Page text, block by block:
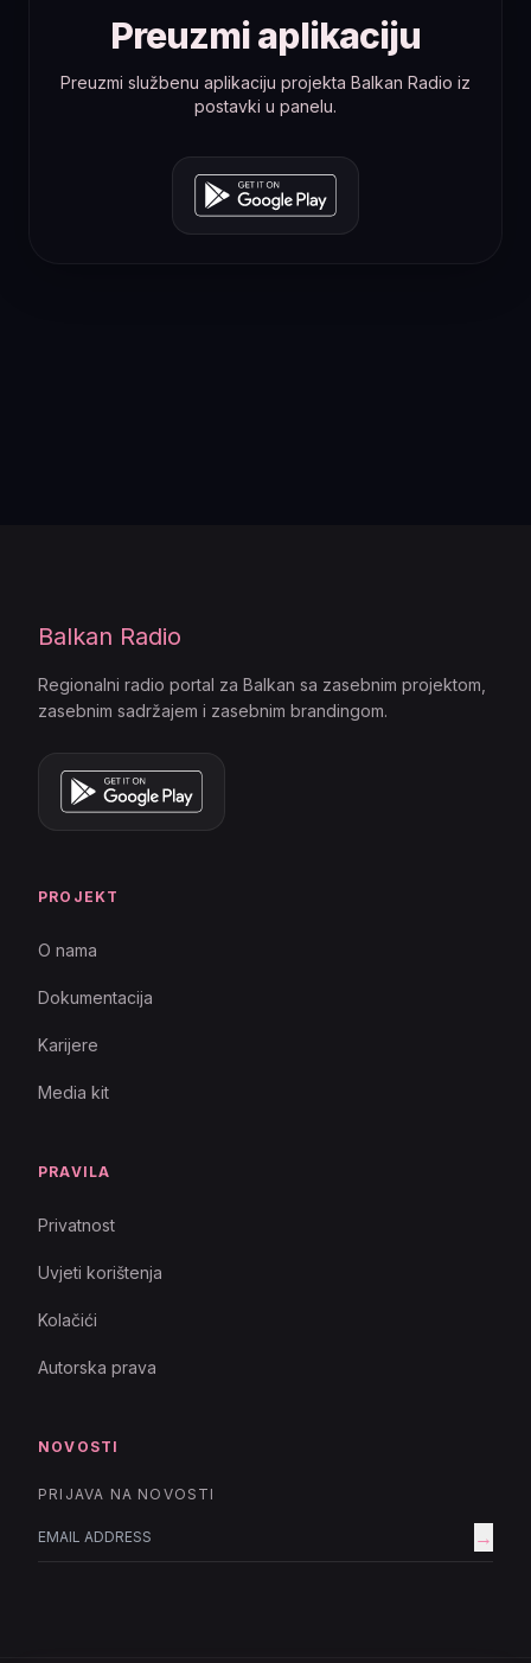
Preuzmi aplikaciju
Preuzmi službenu aplikaciju projekta Balkan Radio iz
postavki u panelu.
Balkan Radio
Regionalni radio portal za Balkan sa zasebnim projektom,
zasebnim sadržajem i zasebnim brandingom.
PROJEKT
O nama
Dokumentacija
Karijere
Media kit
PRAVILA
Privatnost
Uvjeti korištenja
Kolačići
Autorska prava
NOVOSTI
PRIJAVA NA NOVOSTI
→